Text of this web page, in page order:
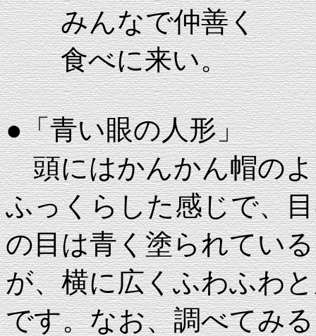
みんなで仲善く
食べに来い。
●「青い眼の人形」
頭にはかんかん帽のよ
ふっくらした感じで、
の目は青く塗られてい
が、横に広くふわふわ
です。なお、調べてみ